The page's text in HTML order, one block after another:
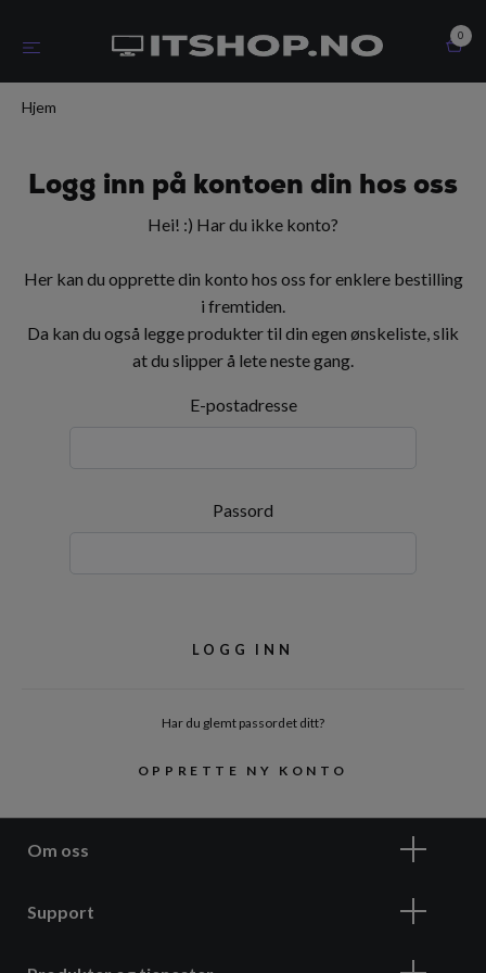
0
Hjem
Logg inn på kontoen din hos oss
Hei! :) Har du ikke konto?
Her kan du opprette din konto hos oss for enklere bestilling
i fremtiden.
Da kan du også legge produkter til din egen ønskeliste, slik
at du slipper å lete neste gang.
E-postadresse
Passord
Har du glemt passordet ditt?
OPPRETTE NY KONTO
Om oss
Support